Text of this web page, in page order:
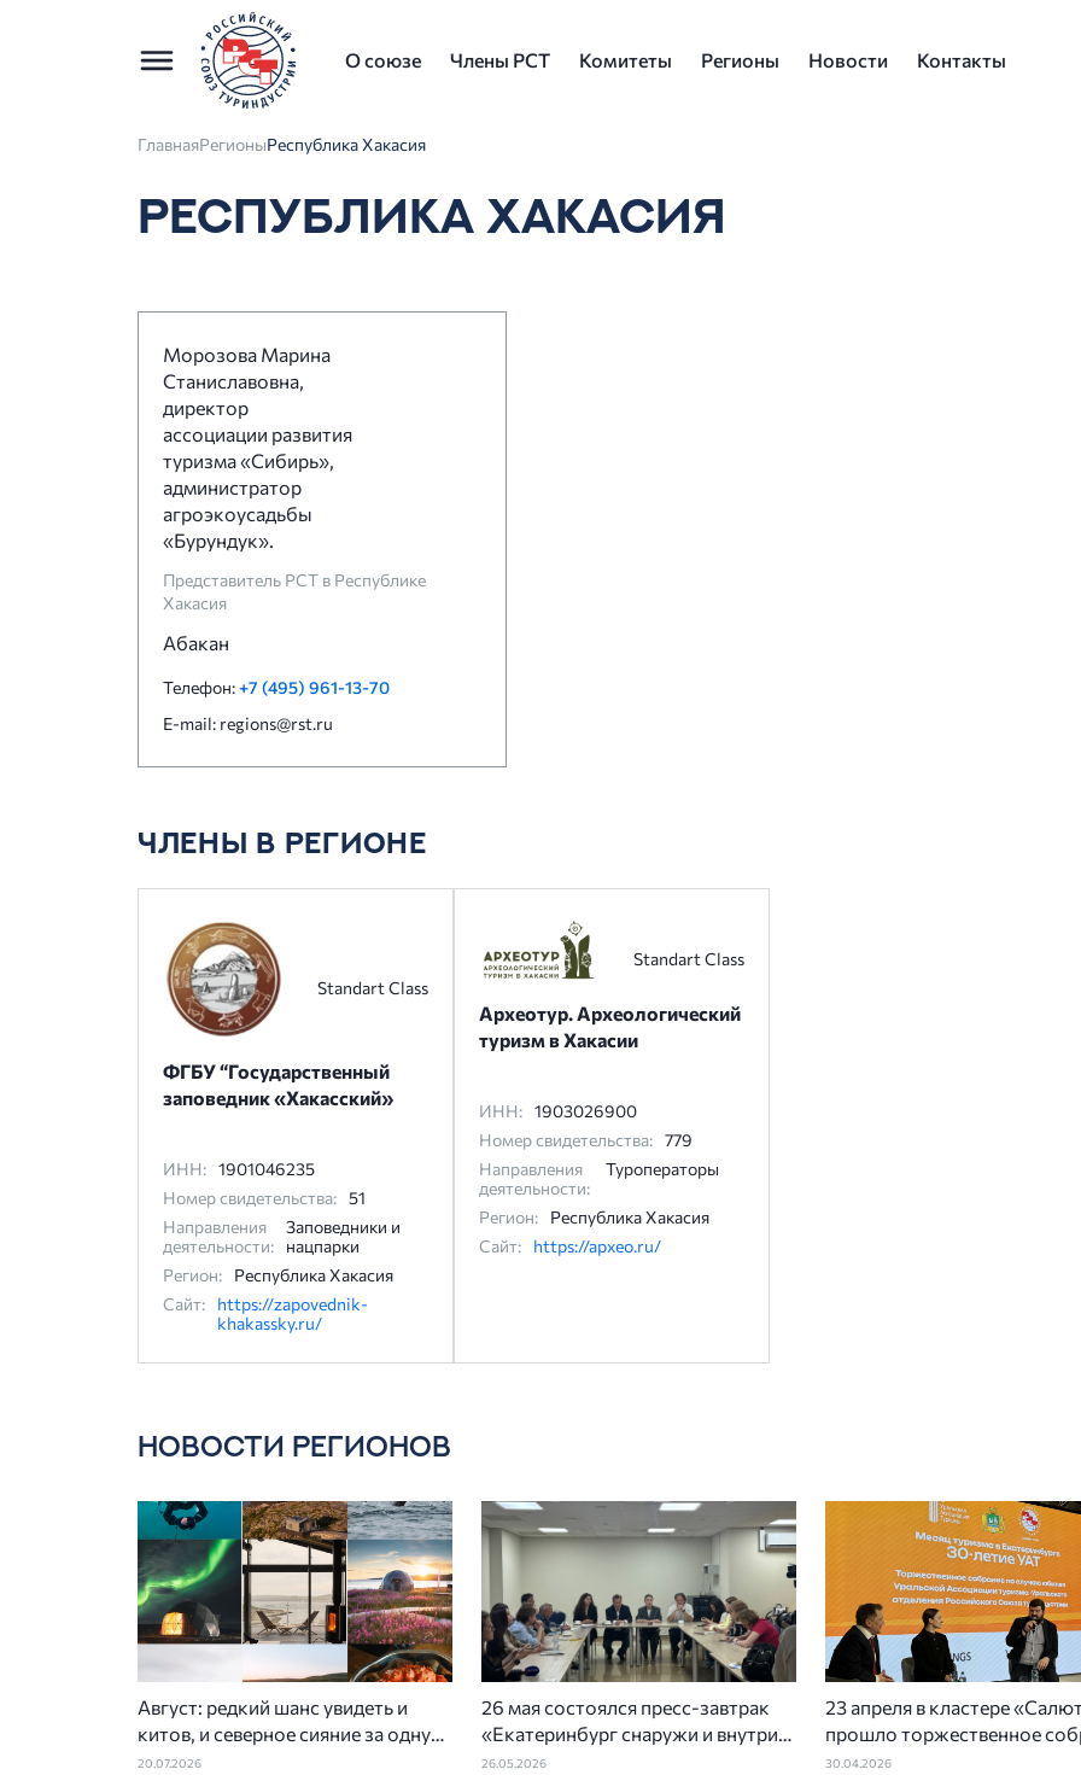
О союзе Члены РСТ Комитеты Регионы Новости Контакты
ГлавнаяРегионыРеспублика Хакасия
РЕСПУБЛИКА ХАКАСИЯ
Морозова Марина
Станиславовна,
директор
ассоциации развития
туризма «Сибирь»,
администратор
агроэкоусадьбы
«Бурундук».
Представитель РСТ в Республике
Хакасия
Абакан
Телефон:+7 (495) 961-13-70
E-mail: regions@rst.ru
ЧЛЕНЫ В РЕГИОНЕ
Standart Class
ФГБУ “Государственный
заповедник «Хакасский»
ИНН: 1901046235
Номер свидетельства: 51
Направления
деятельности:
Заповедники и
нацпарки
Регион:
Республика Хакасия
Сайт:
https://zapovednik-
khakassky.ru/
Standart Class
Археотур. Археологический
туризм в Хакасии
ИНН: 1903026900
Номер свидетельства: 779
Направления
деятельности:
Туроператоры
Регион:
Республика Хакасия
Сайт:
https://apxeo.ru/
НОВОСТИ РЕГИОНОВ
Август: редкий шанс увидеть и
китов, и северное сияние за одну
поездку
20.07.2026
26 мая состоялся пресс-завтрак
«Екатеринбург снаружи и внутри»,
организованный Уральским
26.05.2026
23 апреля в кластере
прошло торжественное
к 30-летию Уральской
30.04.2026